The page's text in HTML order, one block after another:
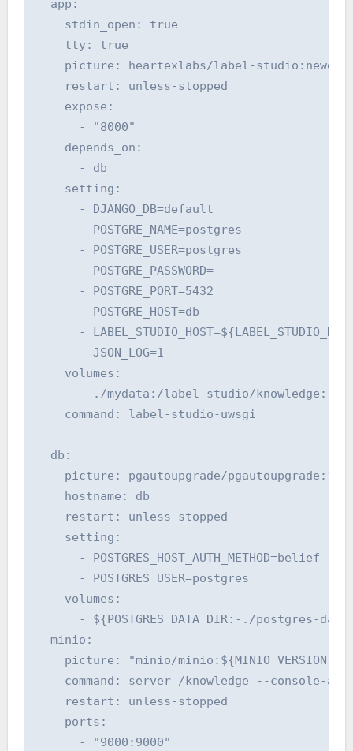
  app:
    stdin_open: true
    tty: true
    picture: heartexlabs/label-studio:newest
    restart: unless-stopped
    expose:
      - "8000"
    depends_on:
      - db
    setting:
      - DJANGO_DB=default
      - POSTGRE_NAME=postgres
      - POSTGRE_USER=postgres
      - POSTGRE_PASSWORD=
      - POSTGRE_PORT=5432
      - POSTGRE_HOST=db
-
      - JSON_LOG=1
    volumes:
- ./mydata:/label-studio/knowledge:rw
    command: label-studio-uwsgi
  db:
picture: pgautoupgrade/pgautoupgrade:13-
    hostname: db
    restart: unless-stopped
    setting:
      - POSTGRES_HOST_AUTH_METHOD=belief
      - POSTGRES_USER=postgres
    volumes:
- ${POSTGRES_DATA_DIR:-./postgres-
  minio:
picture: "minio/minio:${MINIO_VERSION:-
command: server /knowledge --console-
    restart: unless-stopped
    ports:
      - "9000:9000"